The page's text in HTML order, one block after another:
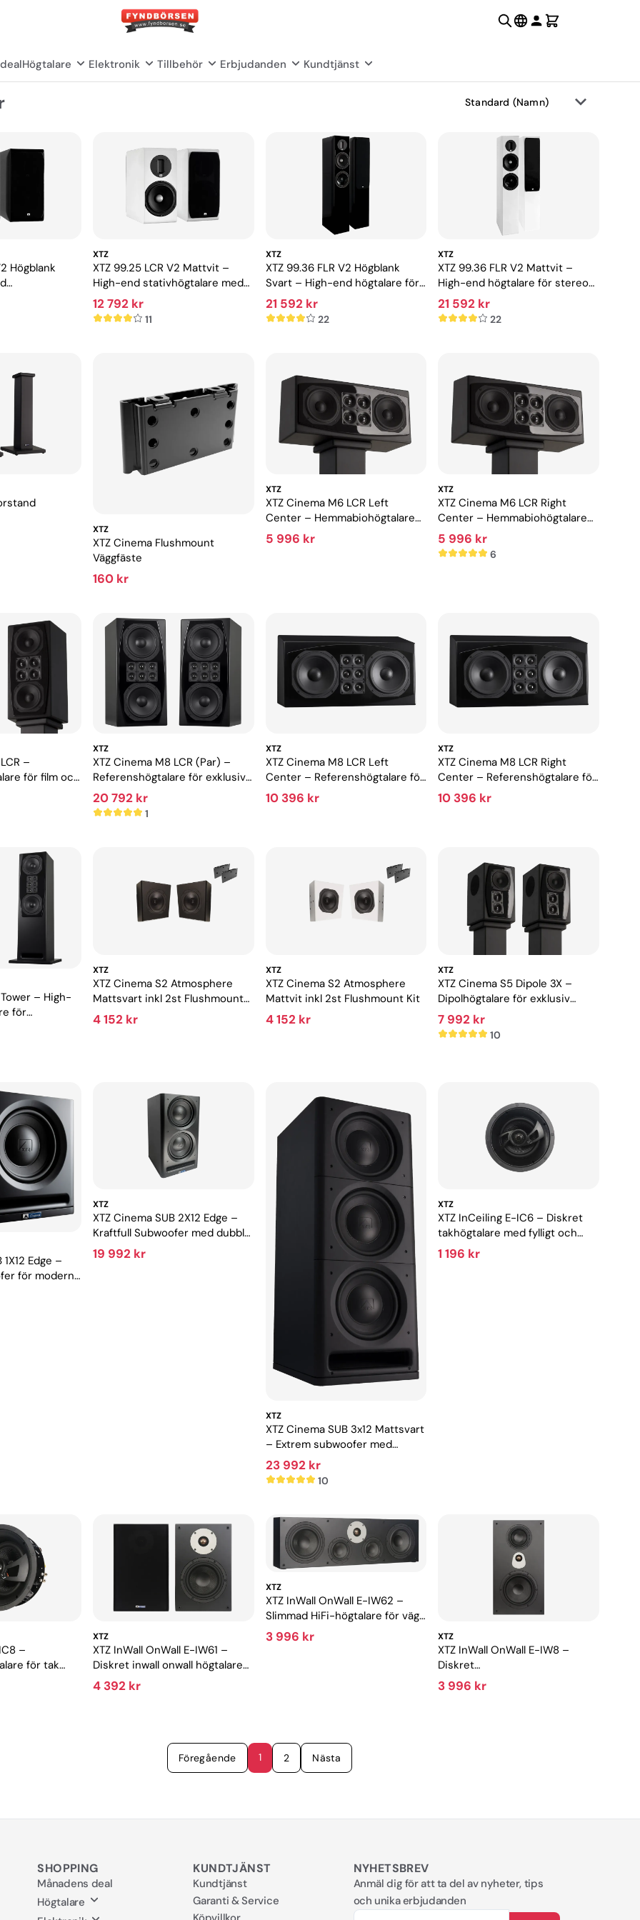
Högtalare Elektronik Tillbehör Erbjudanden Kundtjänst
Högblank
extrem
XTZ
XTZ 99.25 LCR V2 Mattvit –
High-end stativhögtalare med
extrem precision
12 792 kr
11
XTZ
XTZ 99.36 FLR V2 Högblank
Svart – High-end högtalare för
stereo och hemmabio
21 592 kr
22
XTZ
XTZ 99.36 FLR V2 Mattvit –
High-end högtalare för stereo
och hemmabio
21 592 kr
22
XTZ
XTZ Cinema Flushmount
Väggfäste
160 kr
XTZ
XTZ Cinema M6 LCR Left
Center – Hemmabiohögtalare
med hög dynamik
5 996 kr
XTZ
XTZ Cinema M6 LCR Right
Center – Hemmabiohögtalare
med hög dynamik
5 996 kr
6
–
för film och
XTZ
XTZ Cinema M8 LCR (Par) –
Referenshögtalare för exklusiv
hemmabio
20 792 kr
1
XTZ
XTZ Cinema M8 LCR Left
Center – Referenshögtalare för
exklusiv hemmabio
10 396 kr
XTZ
XTZ Cinema M8 LCR Right
Center – Referenshögtalare för
exklusiv hemmabio
10 396 kr
– High-
för
XTZ
XTZ Cinema S2 Atmosphere
Mattsvart inkl 2st Flushmount
Kit
4 152 kr
XTZ
XTZ Cinema S2 Atmosphere
Mattvit inkl 2st Flushmount Kit
4 152 kr
XTZ
XTZ Cinema S5 Dipole 3X –
Dipolhögtalare för exklusiv
hemmabio
7 992 kr
10
Edge –
för modern
XTZ
XTZ Cinema SUB 2X12 Edge –
Kraftfull Subwoofer med dubbla
basar för hemmabio
19 992 kr
XTZ
XTZ Cinema SUB 3x12 Mattsvart
– Extrem subwoofer med
biokänsla hemma
23 992 kr
10
XTZ
XTZ InCeiling E-IC6 – Diskret
takhögtalare med fylligt och
detaljerat ljud
1 196 kr
–
för tak
XTZ
XTZ InWall OnWall E-IW61 –
Diskret inwall onwall högtalare
för hemmabio och musik
4 392 kr
XTZ
XTZ InWall OnWall E-IW62 –
Slimmad HiFi-högtalare för vägg
och inbyggnad
3 996 kr XTZ
XTZ InWall OnWall E-IW8 –
Diskret
vägg-/inbyggnadshögtalare med
stort ljud
3 996 kr
Föregående 1 2 Nästa
SHOPPING
Månadens deal
Högtalare
KUNDTJÄNST
Kundtjänst
Garanti & Service
NYHETSBREV
Anmäl dig för att ta del av nyheter, tips
och unika erbjudanden